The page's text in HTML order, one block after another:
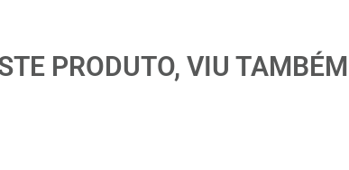
PRODUTO, VIU TAMBÉM